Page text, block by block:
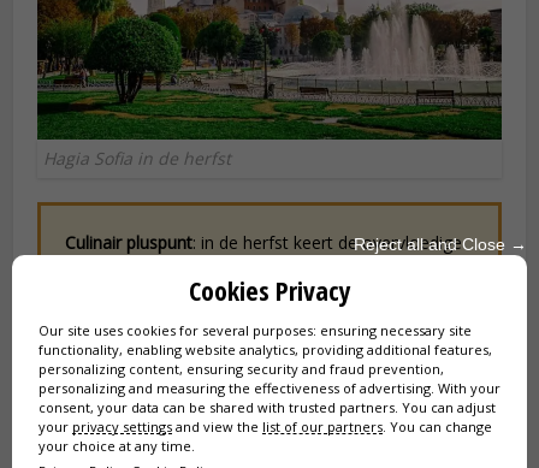
Hagia Sofia in de herfst
Culinair pluspunt: in de herfst keert de overvloedige
verse vis te proeven in de restaurants
aan het water, onder een prachtig gouden
avondlicht.
Reject all and Close →
Cookies Privacy
Our site uses cookies for several purposes: ensuring necessary site
functionality, enabling website analytics, providing additional features,
personalizing content, ensuring security and fraud prevention,
personalizing and measuring the effectiveness of advertising. With your
consent, your data can be shared with trusted partners. You can adjust
your privacy settings and view the list of our partners. You can change
your choice at any time.